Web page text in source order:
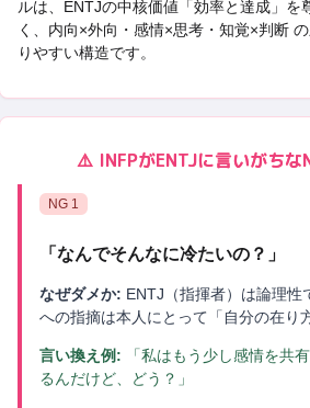
ルは、 ENTJの中核価値「効率と達成 」を
く、 内向×外向・感情×思考・知覚×判断
りやすい構造です。
⚠️ INFPがENTJに言いがちな
NG 1
「 なんでそんなに冷たいの？ 」
なぜダメか: ENTJ（指揮者）は論理性
への指摘は本人にとって「自分の在り
言い換え例:
「私はもう少し感情を共
るんだけど、どう？」